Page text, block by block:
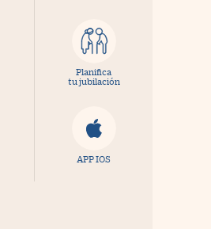
Planifica
tu jubilación
APP IOS